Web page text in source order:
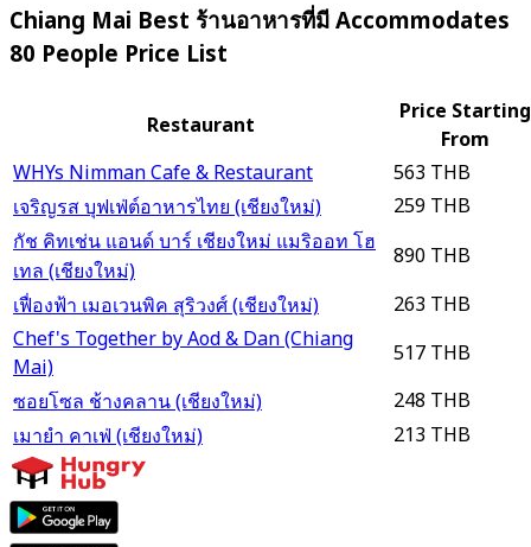
Chiang Mai Best ร้านอาหารที่มี Accommodates
80 People Price List
Restaurant
Price Starting
From
WHYs Nimman Cafe & Restaurant
563 THB
เจริญรส บุฟเฟ่ต์อาหารไทย (เชียงใหม่)
259 THB
กัช คิทเช่น แอนด์ บาร์ เชียงใหม่ แมริออท โฮ
เทล (เชียงใหม่)
890 THB
เฟื่องฟ้า เมอเวนพิค สุริวงศ์ (เชียงใหม่)
263 THB
Chef's Together by Aod & Dan (Chiang
Mai)
517 THB
ซอยโซล ช้างคลาน (เชียงใหม่)
248 THB
เมายำ คาเฟ่ (เชียงใหม่)
213 THB